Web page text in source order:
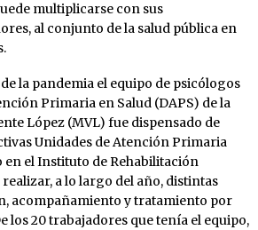
multiplicarse con sus
al conjunto de la salud pública en
la pandemia el equipo de psicólogos
Primaria en Salud (DAPS) de la
López (MVL) fue dispensado de
Unidades de Atención Primaria
en el Instituto de Rehabilitación
a lo largo del año, distintas
acompañamiento y tratamiento por
los 20 trabajadores que tenía el equipo,